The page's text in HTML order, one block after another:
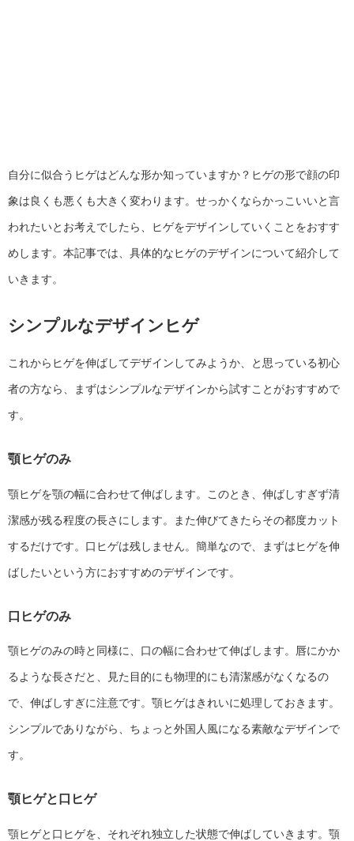
自分に似合うヒゲはどんな形か知っていますか？ヒゲの形で顔の印
象は良くも悪くも大きく変わります。せっかくならかっこいいと言
われたいとお考えでしたら、ヒゲをデザインしていくことをおすす
めします。本記事では、具体的なヒゲのデザインについて紹介して
いきます。
シンプルなデザインヒゲ
これからヒゲを伸ばしてデザインしてみようか、と思っている初心
者の方なら、まずはシンプルなデザインから試すことがおすすめで
す。
顎ヒゲのみ
顎ヒゲを顎の幅に合わせて伸ばします。このとき、伸ばしすぎず清
潔感が残る程度の長さにします。また伸びてきたらその都度カット
するだけです。口ヒゲは残しません。簡単なので、まずはヒゲを伸
ばしたいという方におすすめのデザインです。
口ヒゲのみ
顎ヒゲのみの時と同様に、口の幅に合わせて伸ばします。唇にかか
るような長さだと、見た目的にも物理的にも清潔感がなくなるの
で、伸ばしすぎに注意です。顎ヒゲはきれいに処理しておきます。
シンプルでありながら、ちょっと外国人風になる素敵なデザインで
す。
顎ヒゲと口ヒゲ
顎ヒゲと口ヒゲを、それぞれ独立した状態で伸ばしていきます。顎